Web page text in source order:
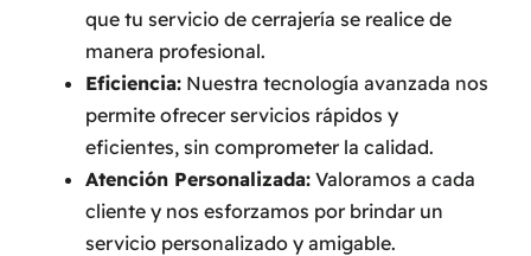
que tu servicio de cerrajería se realice de
manera profesional.
Eficiencia: Nuestra tecnología avanzada nos
permite ofrecer servicios rápidos y
eficientes, sin comprometer la calidad.
Atención Personalizada: Valoramos a cada
cliente y nos esforzamos por brindar un
servicio personalizado y amigable.